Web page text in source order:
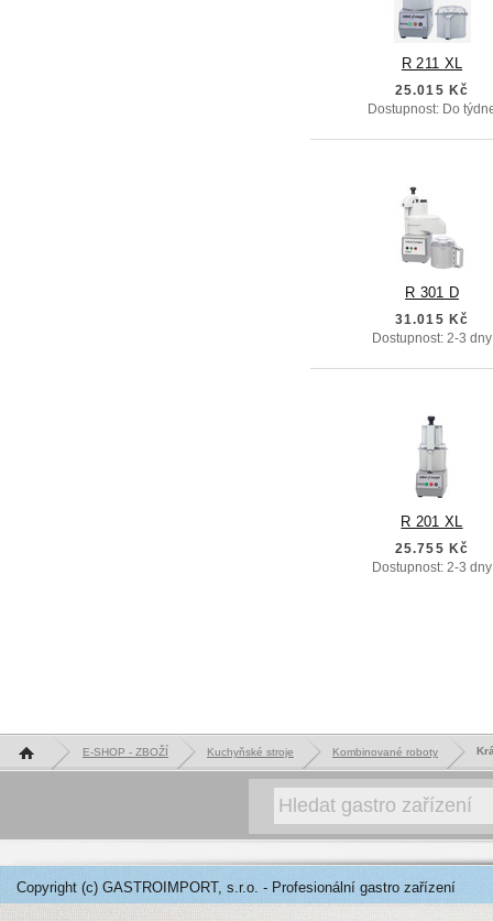
R 211 XL
25.015 Kč
Dostupnost: Do
R 301 D
31.015 Kč
Dostupnost: 2-3 dny
R 201 XL
25.755 Kč
Dostupnost: 2-3 dny
Hlavní stránka E-SHOP - ZBOŽÍ Kuchyňské stroje Kombinované roboty
Copyright (c) GASTROIMPORT, s.r.o. - Profesionální gastro zařízení